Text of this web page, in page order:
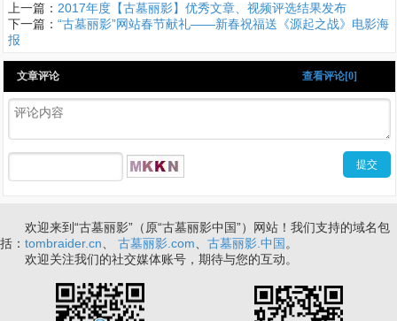
上一篇： 2017年度【古墓丽影】优秀文章、视频评选结果发布
下一篇： “古墓丽影”网站春节献礼——新春祝福送《源起之战》电影海
报
查看评论[0]
文章评论
欢迎来到“古墓丽影”（原“古墓丽影中国”）网站！我们支持的域名包
括： tombraider.cn 古墓丽影.com 古墓丽影.中国 。
欢迎关注我们的社交媒体账号，期待与您的互动。